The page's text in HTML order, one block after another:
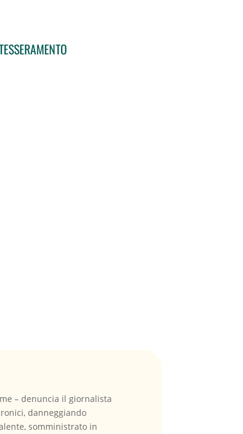
– denuncia il giornalista
danneggiando
somministrato in